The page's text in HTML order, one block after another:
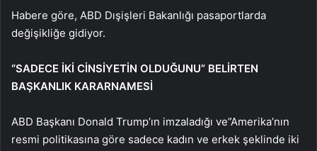
Habere göre, ABD Dışişleri Bakanlığı pasaportlarda
değişikliğe gidiyor.
“SADECE İKİ CİNSİYETİN OLDUĞUNU” BELİRTEN
BAŞKANLIK KARARNAMESİ
ABD Başkanı Donald Trump’ın imzaladığı ve”Amerika’nın
resmi politikasına göre sadece kadın ve erkek şeklinde iki